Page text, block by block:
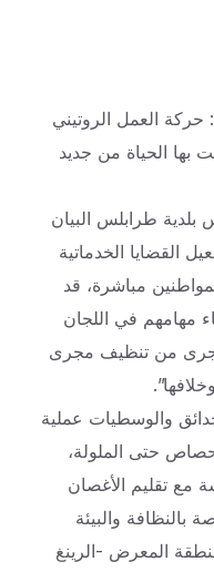
حركة العمل الروتيني
بها الحياة من جديد
طرابلس البيان
القضايا الخدماتية
مباشرة، قد
مهامهم في اللجان
جرى من تنظيف مجرى
والوسطيات عملية
حتى الملولة،
مع تقليم الأغصان
بالنظافة والبيئة
المعرض -الرينغ